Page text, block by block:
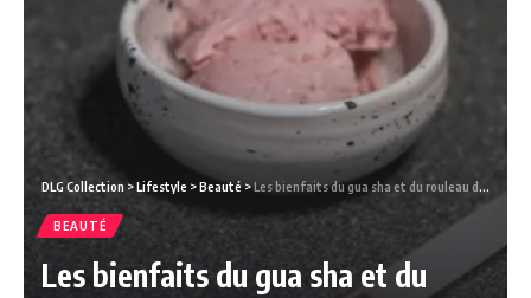
DLG Collection >Lifestyle >Beauté>Les bienfaits du gua sha et du rouleau de jade pour le visage.
BEAUTÉ
Les bienfaits du gua sha et du